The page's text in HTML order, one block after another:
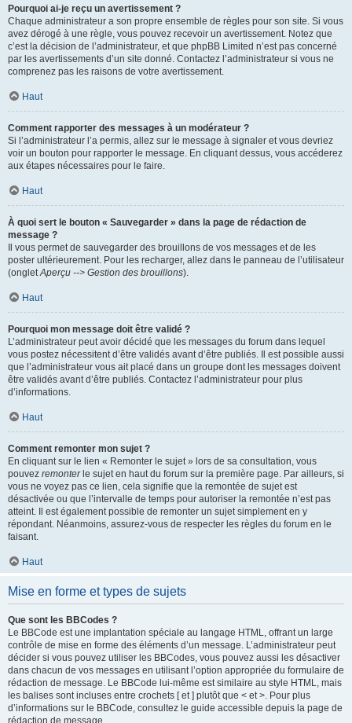
Pourquoi ai-je reçu un avertissement ?
Chaque administrateur a son propre ensemble de règles pour son site. Si vous
avez dérogé à une règle, vous pouvez recevoir un avertissement. Notez que
c’est la décision de l’administrateur, et que phpBB Limited n’est pas concerné
par les avertissements d’un site donné. Contactez l’administrateur si vous ne
comprenez pas les raisons de votre avertissement.
Haut
Comment rapporter des messages à un modérateur ?
Si l’administrateur l’a permis, allez sur le message à signaler et vous devriez
voir un bouton pour rapporter le message. En cliquant dessus, vous accéderez
aux étapes nécessaires pour le faire.
Haut
À quoi sert le bouton « Sauvegarder » dans la page de rédaction de
message ?
Il vous permet de sauvegarder des brouillons de vos messages et de les
poster ultérieurement. Pour les recharger, allez dans le panneau de l’utilisateur
(ongletAperçu --> Gestion des brouillons).
Haut
Pourquoi mon message doit être validé ?
L’administrateur peut avoir décidé que les messages du forum dans lequel
vous postez nécessitent d’être validés avant d’être publiés. Il est possible aussi
que l’administrateur vous ait placé dans un groupe dont les messages doivent
être validés avant d’être publiés. Contactez l’administrateur pour plus
d’informations.
Haut
Comment remonter mon sujet ?
En cliquant sur le lien « Remonter le sujet » lors de sa consultation, vous
pouvez remonterle sujet en haut du forum sur la première page. Par ailleurs, si
vous ne voyez pas ce lien, cela signifie que la remontée de sujet est
désactivée ou que l’intervalle de temps pour autoriser la remontée n’est pas
atteint. Il est également possible de remonter un sujet simplement en y
répondant. Néanmoins, assurez-vous de respecter les règles du forum en le
faisant.
Haut
Mise en forme et types de sujets
Que sont les BBCodes ?
Le BBCode est une implantation spéciale au langage HTML, offrant un large
contrôle de mise en forme des éléments d’un message. L’administrateur peut
décider si vous pouvez utiliser les BBCodes, vous pouvez aussi les désactiver
dans chacun de vos messages en utilisant l’option appropriée du formulaire de
rédaction de message. Le BBCode lui-même est similaire au style HTML, mais
les balises sont incluses entre crochets [ et ] plutôt que < et >. Pour plus
d’informations sur le BBCode, consultez le guide accessible depuis la page de
rédaction de message.